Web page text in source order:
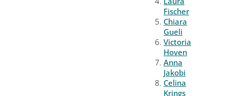
Fischer
Chiara
Gueli
Victoria
Hoven
Anna
Jakobi
Celina
Krings